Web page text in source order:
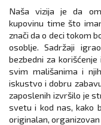
Naša vizija je da
kupovinu time što
znači da o deci tokom
osoblje. Sadržaji
bezbedni za
svim mališanima i
iskustvo i dobru
zaposlenih izvršilo je
svetu i kod nas, kako
originalan,